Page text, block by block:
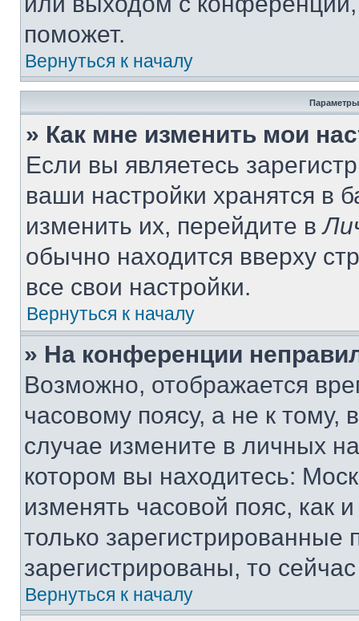
поможет.
Вернуться к началу
Параметры
» Как мне изменить мои
Если вы являетесь
ваши настройки хранятся в
изменить их, перейдите в
обычно находится вверху
все свои настройки.
Вернуться к началу
» На конференции
Возможно, отображается
часовому поясу, а не к тому,
случае измените в личных
котором вы находитесь:
изменять часовой пояс, как
только
зарегистрированы, то
Вернуться к началу